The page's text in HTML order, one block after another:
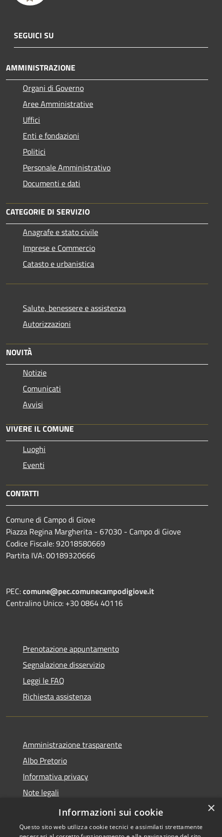
SEGUICI SU
AMMINISTRAZIONE
Organi di Governo
Aree Amministrative
Uffici
Enti e fondazioni
Politici
Personale Amministrativo
Documenti e dati
CATEGORIE DI SERVIZIO
Anagrafe e stato civile
Imprese e Commercio
Catasto e urbanistica
Salute, benessere e assistenza
Autorizzazioni
NOVITÀ
Notizie
Comunicati
Avvisi
VIVERE IL COMUNE
Luoghi
Eventi
CONTATTI
Comune di Campo di Giove
Piazza Regina Margherita - 67030 - Campo di Giove
Codice Fiscale: 92018580669
Partita IVA: 00189320666
PEC:comune@pec.comunecampodigiove.it
Centralino Unico: +30 0864 40116
Prenotazione appuntamento
Segnalazione disservizio
Leggi le FAQ
Richiesta assistenza
Amministrazione trasparente
Albo Pretorio
Informativa privacy
Note legali
Dichiarazione di accessibilità
×
Informazioni sui cookie
Questo sito web utilizza cookie tecnici e assimilati strettamente